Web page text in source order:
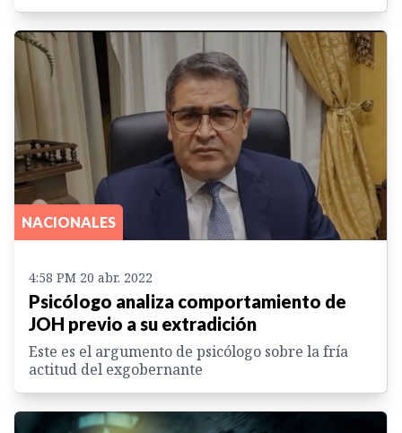
NACIONALES
4:58 PM 20 abr. 2022
Psicólogo analiza comportamiento de
JOH previo a su extradición
Este es el argumento de psicólogo sobre la fría
actitud del exgobernante